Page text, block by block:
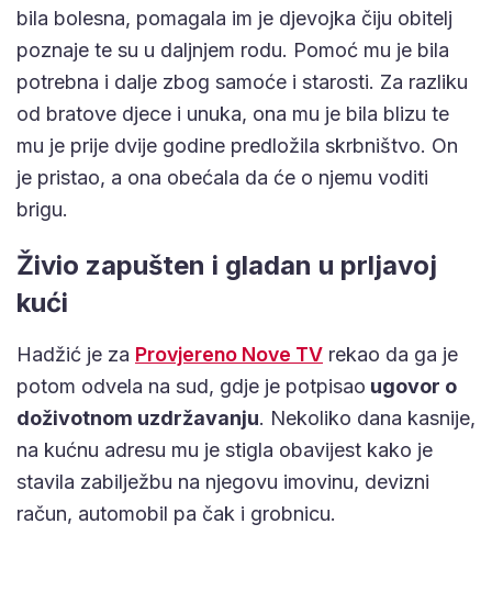
bila bolesna, pomagala im je djevojka čiju obitelj
poznaje te su u daljnjem rodu. Pomoć mu je bila
potrebna i dalje zbog samoće i starosti. Za razliku
od bratove djece i unuka, ona mu je bila blizu te
mu je prije dvije godine predložila skrbništvo. On
je pristao, a ona obećala da će o njemu voditi
brigu.
Živio zapušten i gladan u prljavoj
kući
Hadžić je za Provjereno Nove TV rekao da ga je
potom odvela na sud, gdje je potpisao ugovor o
doživotnom uzdržavanju. Nekoliko dana kasnije,
na kućnu adresu mu je stigla obavijest kako je
stavila zabilježbu na njegovu imovinu, devizni
račun, automobil pa čak i grobnicu.